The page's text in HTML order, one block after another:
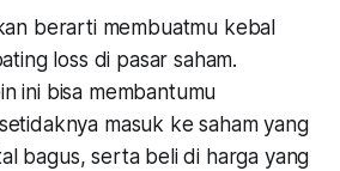
berarti membuatmu kebal
loss di pasar saham.
ini bisa membantumu
masuk ke saham yang
bagus, serta beli di harga yang